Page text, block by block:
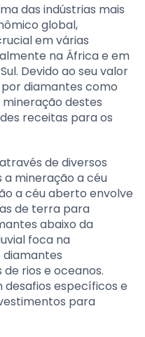
das indústrias mais
global,
em várias
na África e em
Devido ao seu valor
diamantes como
mineração destes
receitas para os
de diversos
a mineração a céu
a céu aberto envolve
de terra para
abaixo da
foca na
diamantes
rios e oceanos.
desafios específicos e
para